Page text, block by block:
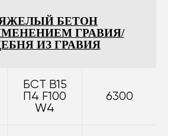
БЕТОН
ГРАВИЯ/
ИЗ ГРАВИЯ
БСТ В15
П4 F100
W4
6300